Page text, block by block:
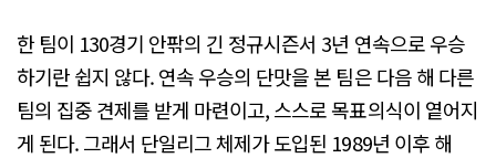
한 팀이 130경기 안팎의 긴 정규시즌서 3년 연속으로 우승
하기란 쉽지 않다. 연속 우승의 단맛을 본 팀은 다음 해 다른
팀의 집중 견제를 받게 마련이고, 스스로 목표의식이 옅어지
게 된다. 그래서 단일리그 체제가 도입된 1989년 이후 해